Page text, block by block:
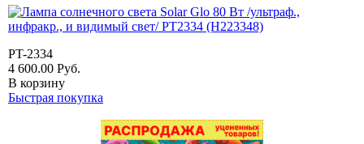
PT-2334
4 600.00 Руб.
В корзину
Быстрая покупка